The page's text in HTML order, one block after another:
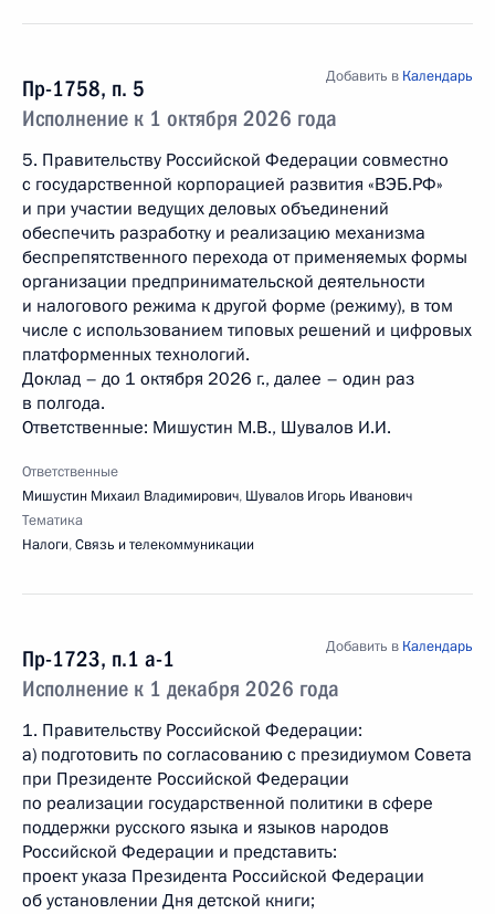
Пр-1758, п. 5
Исполнение к 1 октября 2026 года
Добавить в Календарь
5. Правительству Российской Федерации совместно
с государственной корпорацией развития «ВЭБ.РФ»
и при участии ведущих деловых объединений
обеспечить разработку и реализацию механизма
беспрепятственного перехода от применяемых формы
организации предпринимательской деятельности
и налогового режима к другой форме (режиму), в том
числе с использованием типовых решений и цифровых
платформенных технологий.
Доклад – до 1 октября 2026 г., далее – один раз
в полгода.
Ответственные: Мишустин М.В., Шувалов И.И.
Ответственные
Мишустин Михаил Владимирович, Шувалов Игорь Иванович
Тематика
Налоги,Связь и телекоммуникации
Пр-1723, п.1 а-1
Исполнение к 1 декабря 2026 года
Добавить в Календарь
1. Правительству Российской Федерации:
а) подготовить по согласованию с президиумом Совета
при Президенте Российской Федерации
по реализации государственной политики в сфере
поддержки русского языка и языков народов
Российской Федерации и представить:
проект указа Президента Российской Федерации
об установлении Дня детской книги;